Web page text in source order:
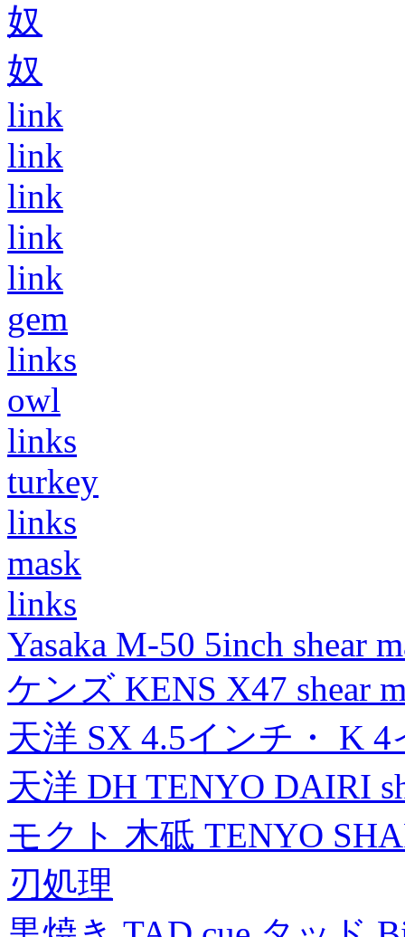
奴
奴
link
link
link
link
link
gem
links
owl
links
turkey
links
mask
links
Yasaka M-50 5inch shear
ケンズ KENS X47 shear
天洋 SX 4.5インチ・ K
天洋 DH TENYO DAIRI
モクト 木砥 TENYO
刃処理